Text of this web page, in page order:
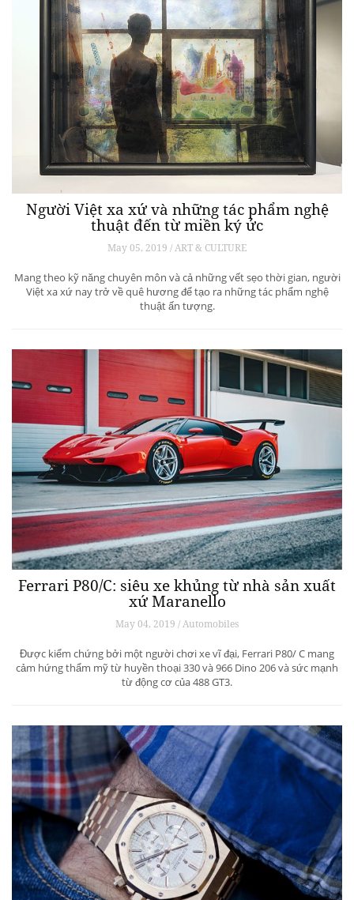
Người Việt xa xứ và những tác phẩm nghệ
thuật đến từ miền ký ức
May 05, 2019 / ART & CULTURE
Mang theo kỹ năng chuyên môn và cả những vết sẹo thời gian, người
Việt xa xứ nay trở về quê hương để tạo ra những tác phẩm nghệ
thuật ấn tượng.
Ferrari P80/C: siêu xe khủng từ ​​nhà sản xuất
xứ Maranello
May 04, 2019 / Automobiles
Được kiểm chứng bởi một người chơi xe vĩ đại, Ferrari P80/ C mang
cảm hứng thẩm mỹ từ huyền thoại 330 và 966 Dino 206 và sức mạnh
từ động cơ của 488 GT3.